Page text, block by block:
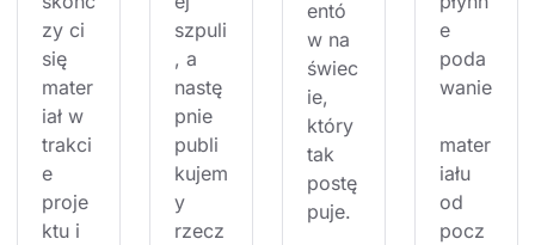
zy ci
się
mater
iał w
trakci
e
proje
ktu i
szpuli
, a
nastę
pnie
publi
kujem
y
rzecz
entó
w na
świec
ie,
który
tak
postę
puje.
e
poda
wanie
mater
iału
od
pocz